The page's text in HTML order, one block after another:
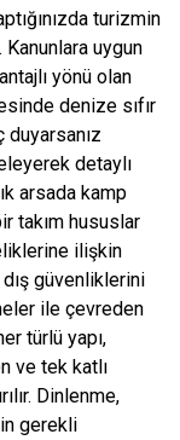
turizmin
uygun
yönü olan
denize sıfır
duyarsanız
detaylı
arsada kamp
takım hususlar
ilişkin
güvenliklerini
ile çevreden
türlü yapı,
ve tek katlı
Dinlenme,
gerekli